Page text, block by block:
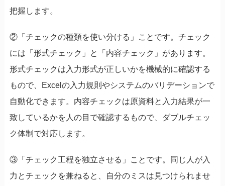
把握します。
②「チェックの種類を使い分ける」ことです。チェック
には「形式チェック」と「内容チェック」があります。
形式チェックは入力形式が正しいかを機械的に確認する
もので、Excelの入力規則やシステムのバリデーションで
自動化できます。内容チェックは原資料と入力結果が一
致しているかを人の目で確認するもので、ダブルチェッ
ク体制で対応します。
③「チェック工程を独立させる」ことです。同じ人が入
力とチェックを兼ねると、自分のミスは見つけられませ